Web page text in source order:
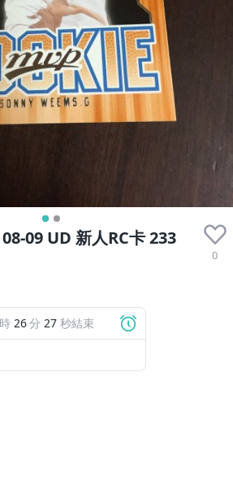
09 UD 新人RC卡 233
0
時 26分 26 秒結束